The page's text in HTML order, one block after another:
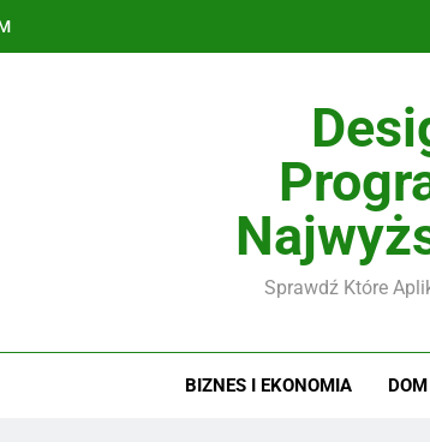
Sprawdź Które
BIZNES I EKONOMIA DOM